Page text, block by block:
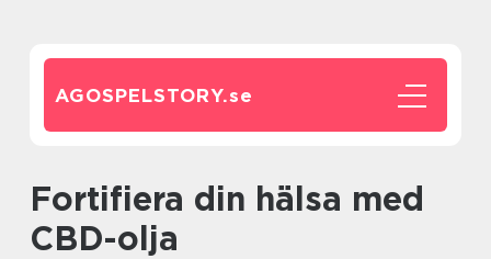
AGOSPELSTORY.se
Fortifiera din hälsa med
CBD-olja